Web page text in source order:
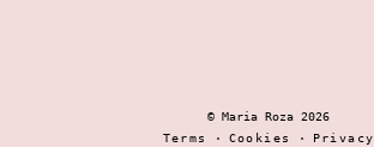
© Maria Roza 2026
Terms
· Cookies · Privacy